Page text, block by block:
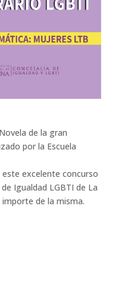
de la gran
por la Escuela
excelente concurso
Igualdad LGBTI de La
de la misma.